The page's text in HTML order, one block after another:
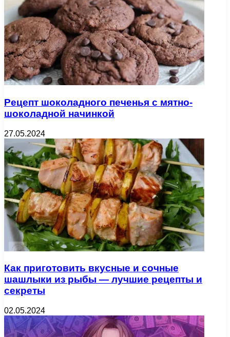
Рецепт шоколадного печенья с мятно-
шоколадной начинкой
27.05.2024
Как приготовить вкусные и сочные
шашлыки из рыбы — лучшие рецепты и
секреты
02.05.2024